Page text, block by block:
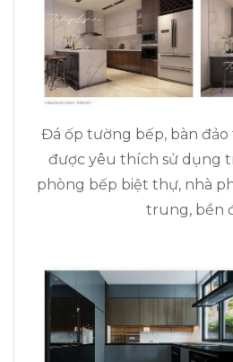
Đá ốp tường bếp, bàn
được yêu thích sử dụng
phòng bếp biệt thự, nhà
trung, bền